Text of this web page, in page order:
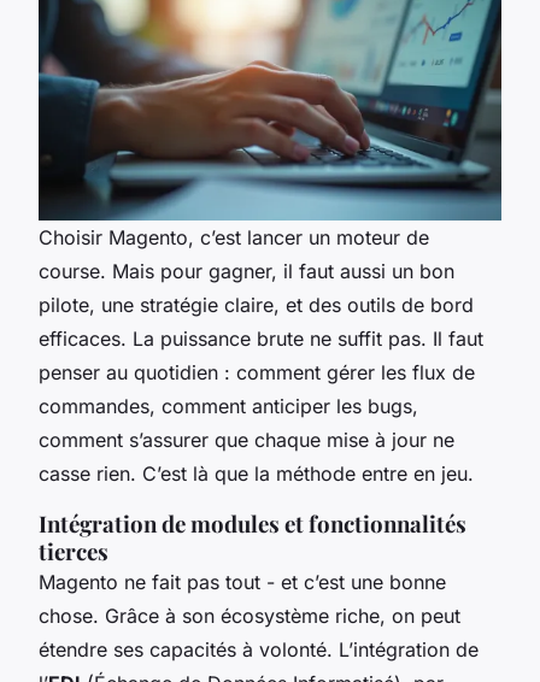
Choisir Magento, c’est lancer un moteur de
course. Mais pour gagner, il faut aussi un bon
pilote, une stratégie claire, et des outils de bord
efficaces. La puissance brute ne suffit pas. Il faut
penser au quotidien : comment gérer les flux de
commandes, comment anticiper les bugs,
comment s’assurer que chaque mise à jour ne
casse rien. C’est là que la méthode entre en jeu.
Intégration de modules et fonctionnalités
tierces
Magento ne fait pas tout - et c’est une bonne
chose. Grâce à son écosystème riche, on peut
étendre ses capacités à volonté. L’intégration de